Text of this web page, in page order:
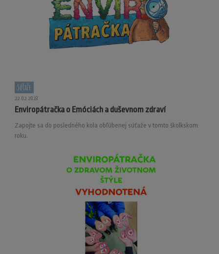
Súťaže
22.02.2023
Enviropátračka o Emóciách a duševnom zdraví
Zapojte sa do posledného kola obľúbenej súťaže v tomto školkskom
roku.